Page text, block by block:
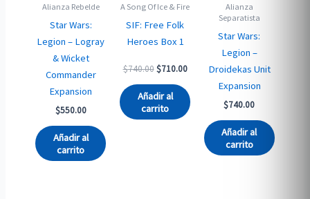
Alianza Rebelde
Star Wars:
Legion – Logray
& Wicket
Commander
Expansion
$550.00
Añadir al
carrito
A Song Of Ice & Fire
SIF: Free Folk
Heroes Box 1
$740.00 Original
was:
$740.00.
$710.00Current
is:
$710.00.
Añadir al
carrito
Alianza
Separatista
Star Wars:
Legion –
Droidekas Unit
Expansion
$740.00
Añadir al
carrito